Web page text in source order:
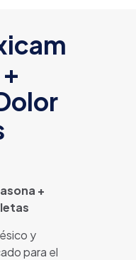
+
y
para el